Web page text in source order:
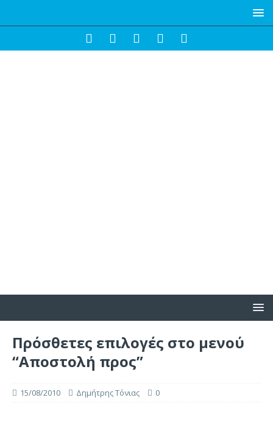
Πρόσθετες επιλογές στο μενού
“Αποστολή προς”
15/08/2010 Δημήτρης Τόνιας 0